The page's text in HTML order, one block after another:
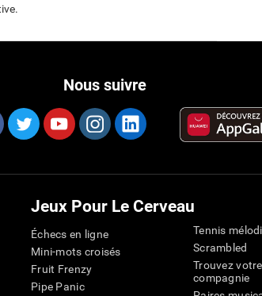
Nous suivre
Jeux Pour Le Cerveau
Échecs en ligne
Mini-mots croisés
Fruit Frenzy
Pipe Panic
Tennis
Scrambled
Trouvez
compagnie